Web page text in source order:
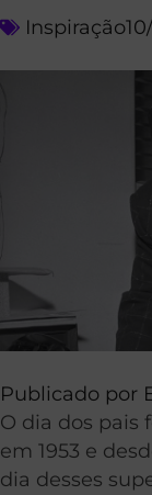
Inspiração
Publicado por
O dia dos pais
em 1953 e
dia desses